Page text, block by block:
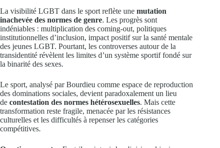
La visibilité LGBT dans le sport reflète une mutation
inachevée des normes de genre. Les progrès sont
indéniables : multiplication des coming-out, politiques
institutionnelles d’inclusion, impact positif sur la santé mentale
des jeunes LGBT. Pourtant, les controverses autour de la
transidentité révèlent les limites d’un système sportif fondé sur
la binarité des sexes.
Le sport, analysé par Bourdieu comme espace de reproduction
des dominations sociales, devient paradoxalement un lieu
de contestation des normes hétérosexuelles. Mais cette
transformation reste fragile, menacée par les résistances
culturelles et les difficultés à repenser les catégories
compétitives.